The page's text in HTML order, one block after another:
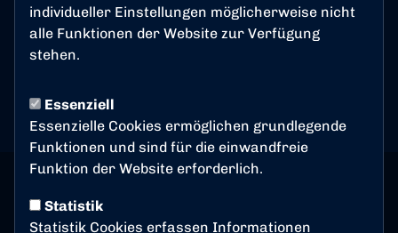
individueller Einstellungen möglicherweise nicht
alle Funktionen der Website zur Verfügung
stehen.
Essenziell
Essenzielle Cookies ermöglichen grundlegende
Funktionen und sind für die einwandfreie
Funktion der Website erforderlich.
Statistik
Statistik Cookies erfassen Informationen
Kölnstraße 250
53117 Bonn